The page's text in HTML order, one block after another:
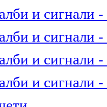
и сигнали -
и сигнали -
и сигнали -
и сигнали -